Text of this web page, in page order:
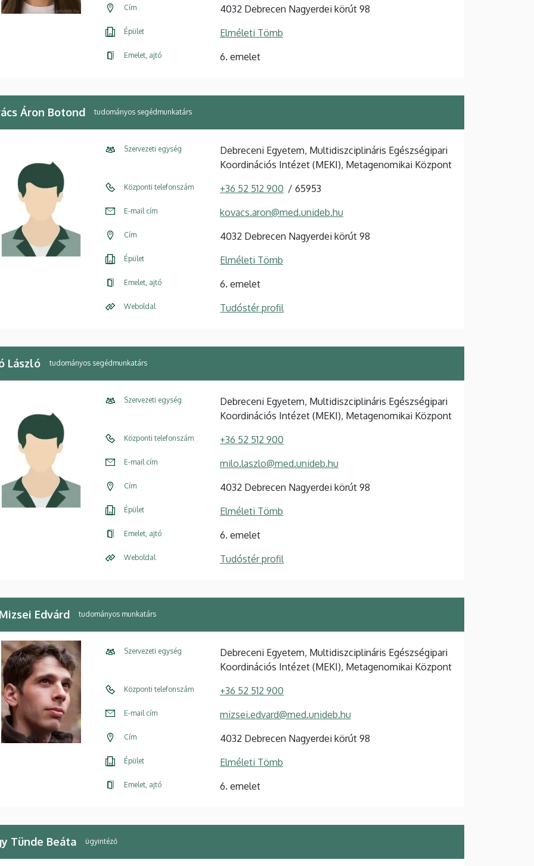
Cím 4032 Debrecen Nagyerdei körút 98
Épület Elméleti Tömb
Emelet, ajtó 6. emelet
Áron Botond tudományos segédmunkatárs
Szervezeti egység
Debreceni Egyetem, Multidiszciplináris Egészségipari
Koordinációs Intézet (MEKI), Metagenomikai Központ
Központi telefonszám +36 52 512 900 65953
E-mail cím kovacs.aron@med.unideb.hu
Cím 4032 Debrecen Nagyerdei körút 98
Épület Elméleti Tömb
Emelet, ajtó 6. emelet
Weboldal Tudóstér profil
László tudományos segédmunkatárs
Szervezeti egység
Debreceni Egyetem, Multidiszciplináris Egészségipari
Koordinációs Intézet (MEKI), Metagenomikai Központ
Központi telefonszám +36 52 512 900
E-mail cím milo.laszlo@med.unideb.hu
Cím 4032 Debrecen Nagyerdei körút 98
Épület Elméleti Tömb
Emelet, ajtó 6. emelet
Weboldal Tudóstér profil
Edvárd tudományos munkatárs
Szervezeti egység
Debreceni Egyetem, Multidiszciplináris Egészségipari
Koordinációs Intézet (MEKI), Metagenomikai Központ
Központi telefonszám +36 52 512 900
E-mail cím mizsei.edvard@med.unideb.hu
Cím 4032 Debrecen Nagyerdei körút 98
Épület Elméleti Tömb
Emelet, ajtó 6. emelet
Tünde Beáta ügyintéző